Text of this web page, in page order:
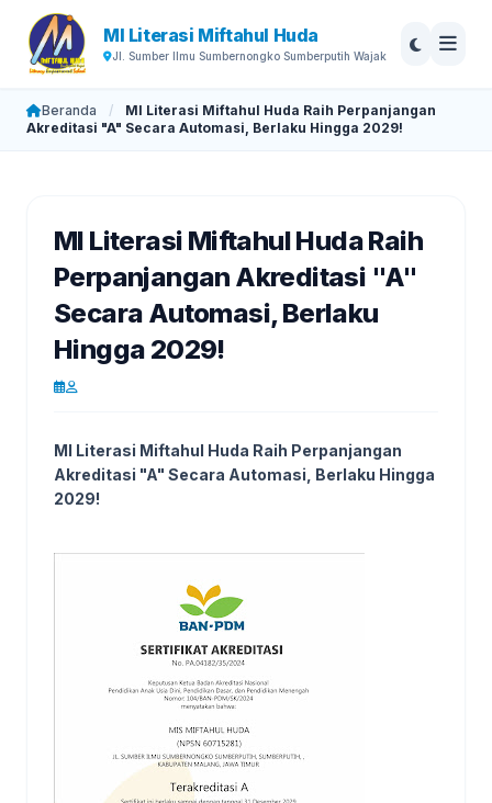
MI Literasi Miftahul Huda
Jl. Sumber Ilmu Sumbernongko Sumberputih Wajak
Beranda /
MI Literasi Miftahul Huda Raih Perpanjangan
Akreditasi "A" Secara Automasi, Berlaku Hingga 2029!
MI Literasi Miftahul Huda Raih
Perpanjangan Akreditasi "A"
Secara Automasi, Berlaku
Hingga 2029!
MI Literasi Miftahul Huda Raih Perpanjangan
Akreditasi "A" Secara Automasi, Berlaku Hingga
2029!